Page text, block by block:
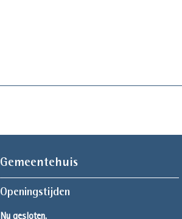
Gemeentehuis
Openingstijden
Nu gesloten.